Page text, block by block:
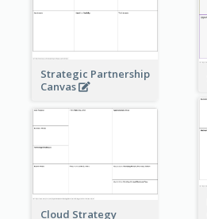
Strategic Partnership
Canvas
Cloud Strategy